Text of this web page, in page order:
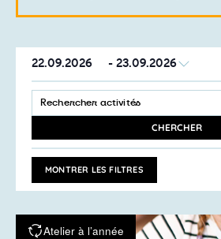
22.09.2026 - 23.09.2026
LA
DATE
Recherche
et
de
vues
Activités
SAISIR
MOT-
ACTIVITÉS
MOT-
CLÉ.
CHERCHER
MONTRER LES FILTRES
Atelier à l’année